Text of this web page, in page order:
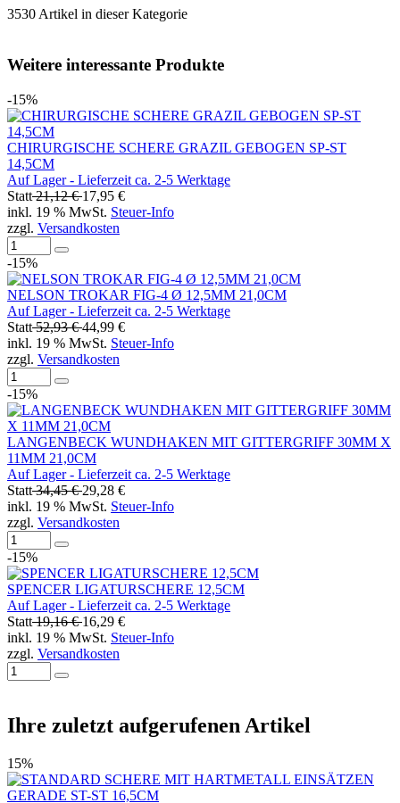
3530 Artikel in dieser Kategorie
Weitere interessante Produkte
-15%
CHIRURGISCHE SCHERE GRAZIL GEBOGEN SP-ST
14,5CM
Auf Lager - Lieferzeit ca. 2-5 Werktage
Statt21,12 €17,95 €
inkl. 19 % MwSt. Steuer-Info
zzgl. Versandkosten
-15%
NELSON TROKAR FIG-4 Ø 12,5MM 21,0CM
Auf Lager - Lieferzeit ca. 2-5 Werktage
Statt52,93 €44,99 €
inkl. 19 % MwSt. Steuer-Info
zzgl. Versandkosten
-15%
LANGENBECK WUNDHAKEN MIT GITTERGRIFF 30MM X
11MM 21,0CM
Auf Lager - Lieferzeit ca. 2-5 Werktage
Statt34,45 €29,28 €
inkl. 19 % MwSt. Steuer-Info
zzgl. Versandkosten
-15%
SPENCER LIGATURSCHERE 12,5CM
Auf Lager - Lieferzeit ca. 2-5 Werktage
Statt19,16 €16,29 €
inkl. 19 % MwSt. Steuer-Info
zzgl. Versandkosten
Ihre zuletzt aufgerufenen Artikel
15%